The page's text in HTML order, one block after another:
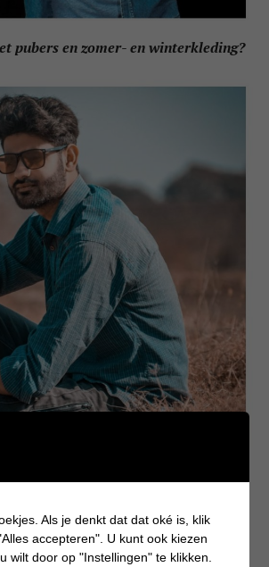
pubers en zomer- en winterkleding?
aanvult met tijdloze basics
Als je denkt dat dat oké is, klik
accepteren". U kunt ook kiezen
wilt door op "Instellingen" te klikken.